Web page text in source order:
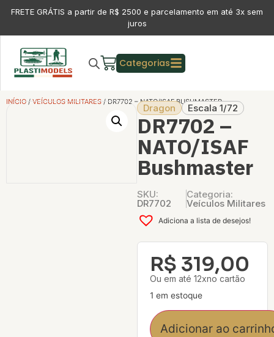
FRETE GRÁTIS a partir de R$ 2500 e parcelamento em até 3x sem
juros
Categorias
INÍCIO / VEÍCULOS MILITARES / DR7702 – NATO/ISAF BUSHMASTER
Dragon Escala 1/72
DR7702 –
NATO/ISAF
Bushmaster
SKU:
DR7702
Categoria:
Veículos Militares
Adiciona a lista de desejos!
R$ 319,00
Ou em até 12xno cartão
1 em estoque
Adicionar ao